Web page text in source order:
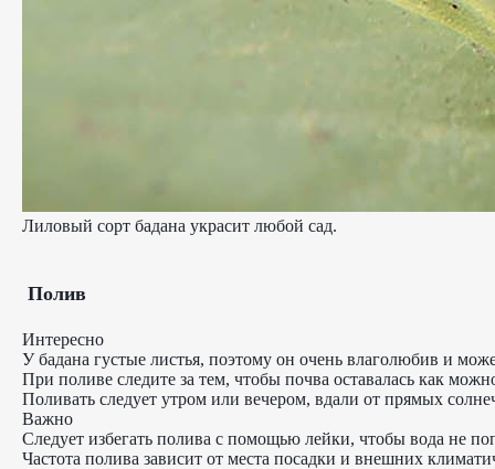
Лиловый сорт бадана украсит любой сад.
Полив
Интересно
У бадана густые листья, поэтому он очень влаголюбив и
При поливе следите за тем, чтобы почва оставалась как
Поливать следует утром или вечером, вдали от прямых
Важно
Следует избегать полива с помощью лейки, чтобы вода не
Частота полива зависит от места посадки и внешних